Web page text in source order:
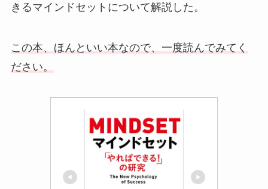
きるマインドセットについて解説した。
この本、ほんといい本なので、一度読んでみてく
ださい。